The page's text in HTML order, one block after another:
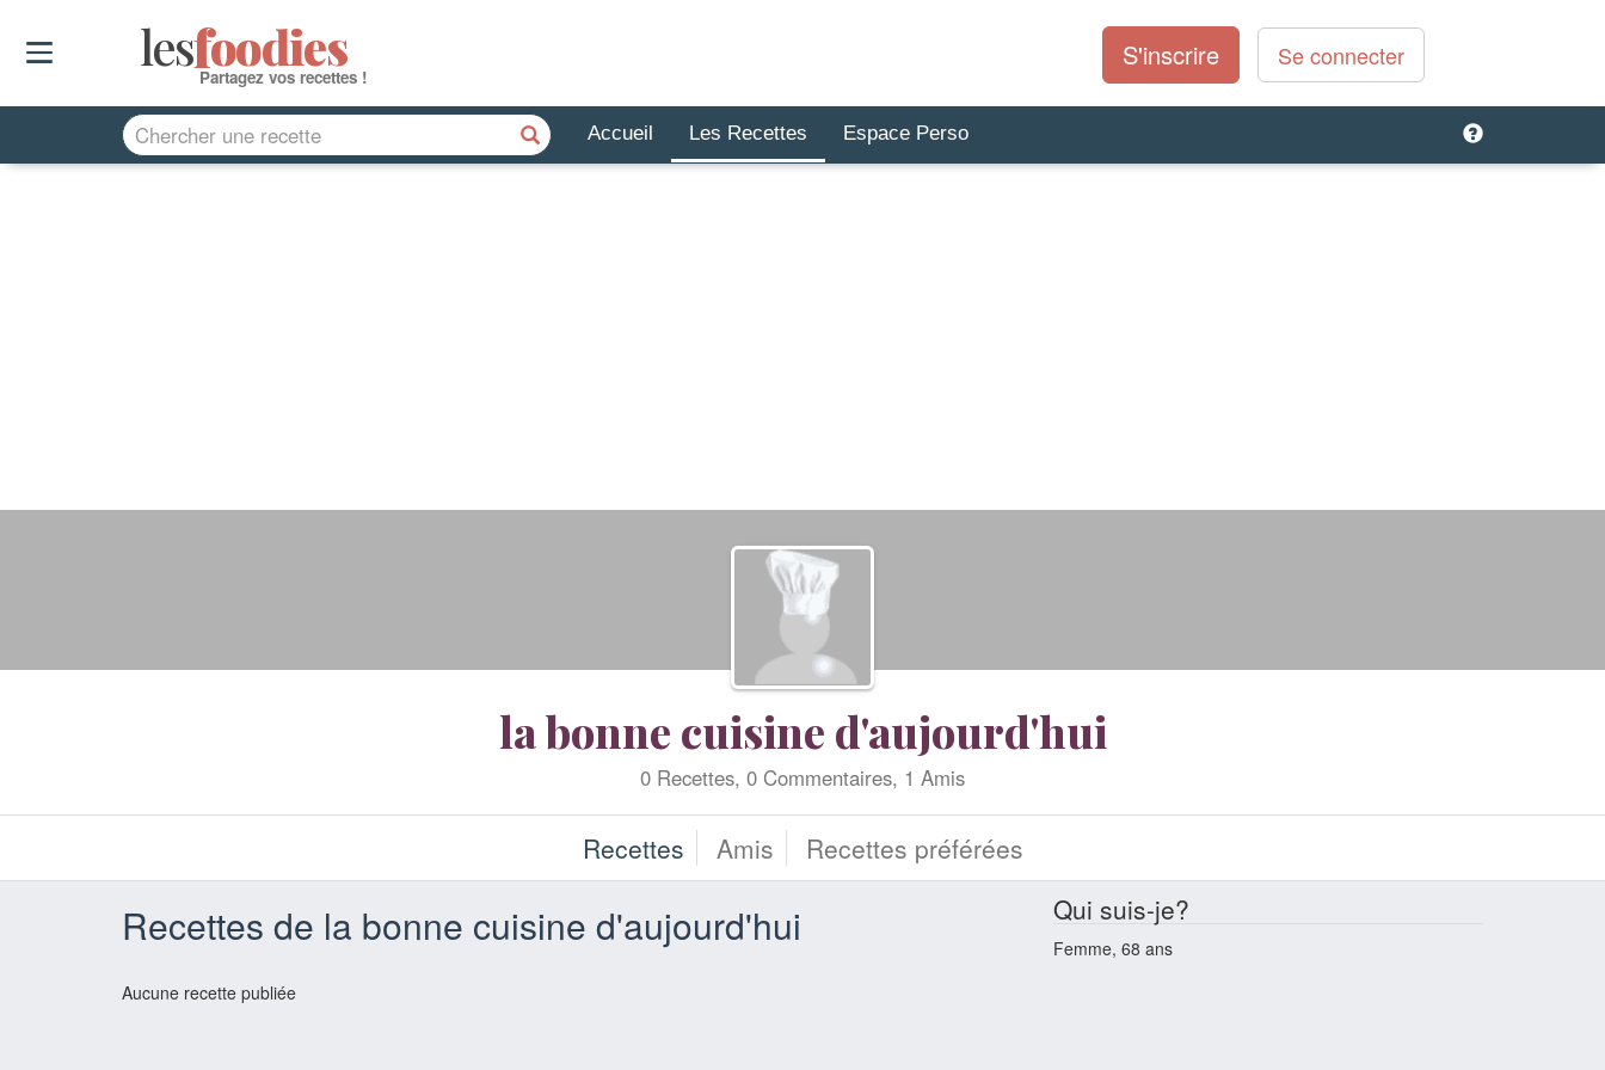
lesfoodies
Partagez vos recettes !
S'inscrire Se connecter
Accueil Les Recettes Espace Perso
la bonne cuisine d'aujourd'hui
0 Recettes, 0 Commentaires, 1 Amis
Recettes Amis Recettes préférées
Recettes de la bonne cuisine d'aujourd'hui
Aucune recette publiée
Qui suis-je?
Femme, 68 ans